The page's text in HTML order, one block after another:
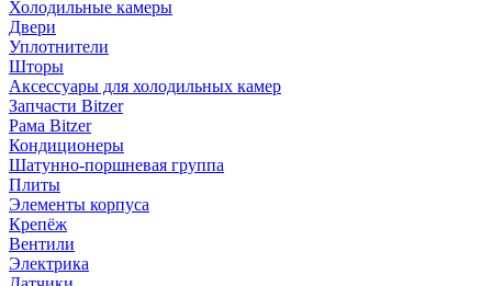
Холодильные камеры
Двери
Уплотнители
Шторы
Аксессуары для холодильных камер
Запчасти Bitzer
Рама Bitzer
Кондиционеры
Шатунно-поршневая группа
Плиты
Элементы корпуса
Крепёж
Вентили
Электрика